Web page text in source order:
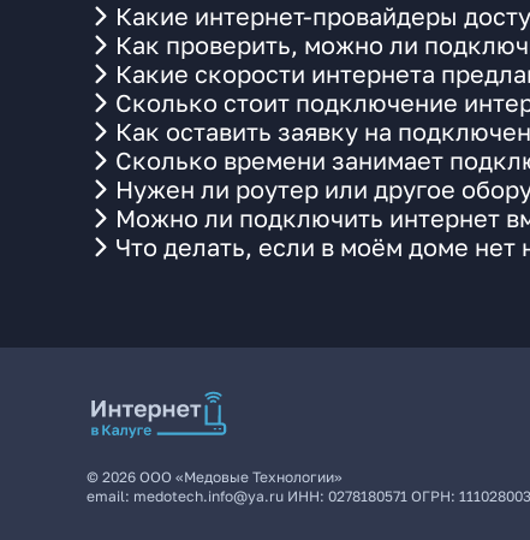
Какие интернет-провайдеры
Как проверить, можно ли
Какие скорости интернета
Сколько стоит подключение
Как оставить заявку на
Сколько времени занимает
Нужен ли роутер или другое
Можно ли подключить интернет
Что делать, если в моём доме нет
© 2026 ООО «Медовые Технологии»
email: medotech.info@ya.ru ИНН: 0278180571 ОГРН: